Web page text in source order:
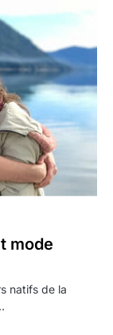
mode
natifs de la